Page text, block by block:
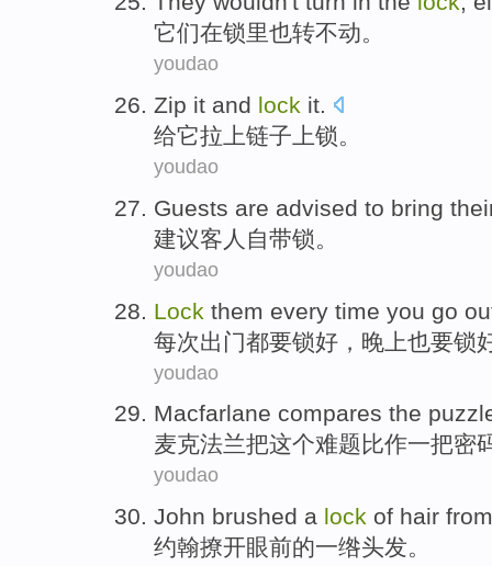
它们在锁里也转不动。
youdao
Zip it and lock it.
给它拉 上链子 上锁。
youdao
Guests are advised to bring
建议客人 自带锁。
youdao
Lock them every time you go
每次出门都要锁好， 晚上也要锁
youdao
Macfarlane compares the
麦克法兰把这个难题比作一把密
youdao
John brushed a lock of hair
约翰撩开眼前的一绺头发。